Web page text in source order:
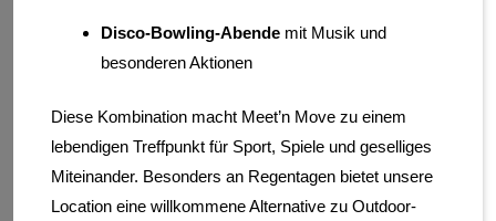
Disco-Bowling-Abende mit Musik und
besonderen Aktionen
Diese Kombination macht Meet’n Move zu einem
lebendigen Treffpunkt für Sport, Spiele und geselliges
Miteinander. Besonders an Regentagen bietet unsere
Location eine willkommene Alternative zu Outdoor-